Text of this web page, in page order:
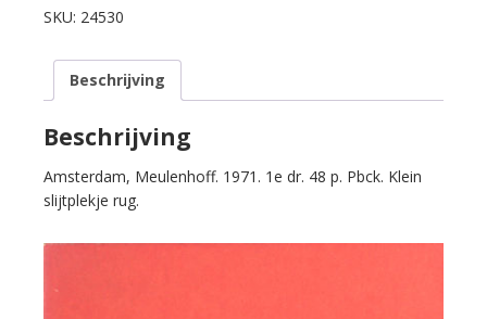
Niks
Romantic
Agony.
aantal
SKU: 24530
Beschrijving
Beschrijving
Amsterdam, Meulenhoff. 1971. 1e dr. 48 p. Pbck. Klein
slijtplekje rug.